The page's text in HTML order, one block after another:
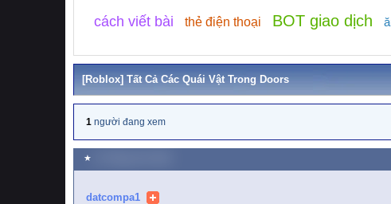
cách viết bài thẻ điện thoại BOT giao dịch
[Roblox] Tất Cả Các Quái Vật Trong Doors
1 người đang xem
★
datcompa1